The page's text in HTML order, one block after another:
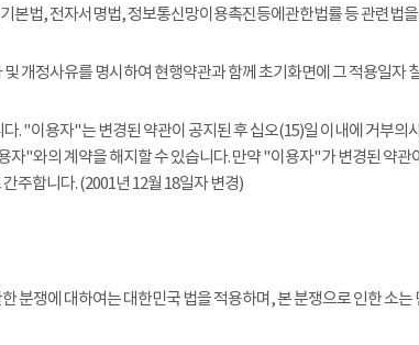
법, 전자서명법, 정보통신망이용촉진등에관한법률 등 관련법
개정사유를 명시하여 현행약관과 함께 초기화면에 그 적용일자
. "이용자"는 변경된 약관이 공지된 후 십오(15)일 이내에 거부의
"와의 계약을 해지할 수 있습니다. 만약 "이용자"가 변경된 약관
주합니다. (2001년 12월 18일자 변경)
분쟁에 대하여는 대한민국 법을 적용하며, 본 분쟁으로 인한 소